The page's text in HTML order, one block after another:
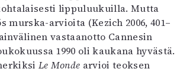
Kuvataide
Kirjat
In English
Esitystaide
Arkisto
lippuluukuilla. Mutta
murska-arvioita (Kezich 2006, 401–
vastaanotto Cannesin
1990 oli kaukana hyvästä.
Le Monde arvioi teoksen